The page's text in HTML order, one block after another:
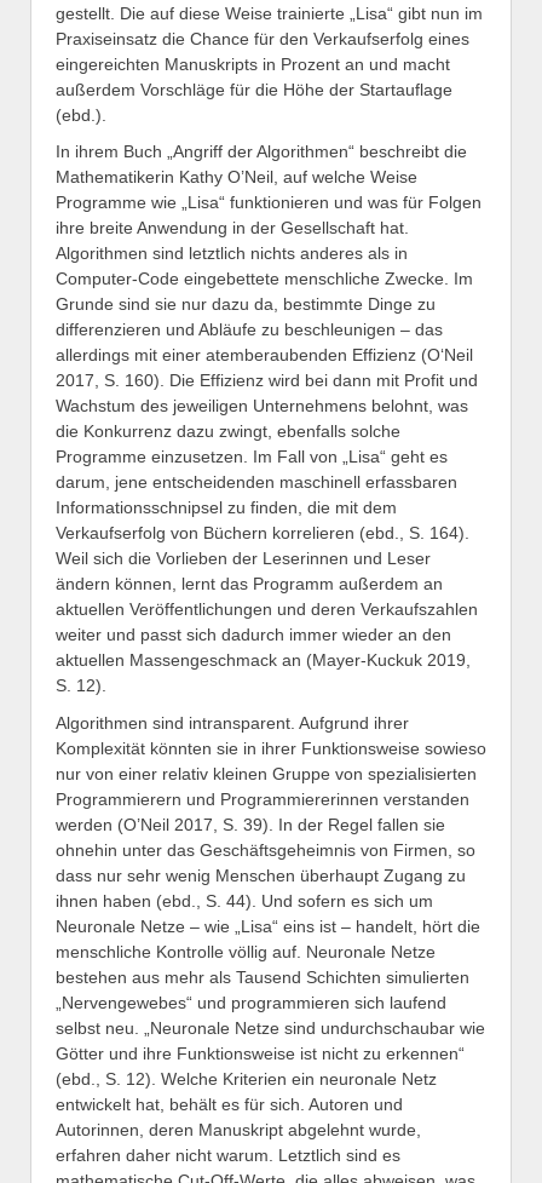
gestellt. Die auf diese Weise trainierte „Lisa“ gibt nun im
Praxiseinsatz die Chance für den Verkaufserfolg eines
eingereichten Manuskripts in Prozent an und macht
außerdem Vorschläge für die Höhe der Startauflage
(ebd.).
In ihrem Buch „Angriff der Algorithmen“ beschreibt die
Mathematikerin Kathy O’Neil, auf welche Weise
Programme wie „Lisa“ funktionieren und was für Folgen
ihre breite Anwendung in der Gesellschaft hat.
Algorithmen sind letztlich nichts anderes als in
Computer-Code eingebettete menschliche Zwecke. Im
Grunde sind sie nur dazu da, bestimmte Dinge zu
differenzieren und Abläufe zu beschleunigen – das
allerdings mit einer atemberaubenden Effizienz (O‘Neil
2017, S. 160). Die Effizienz wird bei dann mit Profit und
Wachstum des jeweiligen Unternehmens belohnt, was
die Konkurrenz dazu zwingt, ebenfalls solche
Programme einzusetzen. Im Fall von „Lisa“ geht es
darum, jene entscheidenden maschinell erfassbaren
Informationsschnipsel zu finden, die mit dem
Verkaufserfolg von Büchern korrelieren (ebd., S. 164).
Weil sich die Vorlieben der Leserinnen und Leser
ändern können, lernt das Programm außerdem an
aktuellen Veröffentlichungen und deren Verkaufszahlen
weiter und passt sich dadurch immer wieder an den
aktuellen Massengeschmack an (Mayer-Kuckuk 2019,
S. 12).
Algorithmen sind intransparent. Aufgrund ihrer
Komplexität könnten sie in ihrer Funktionsweise sowieso
nur von einer relativ kleinen Gruppe von spezialisierten
Programmierern und Programmiererinnen verstanden
werden (O’Neil 2017, S. 39). In der Regel fallen sie
ohnehin unter das Geschäftsgeheimnis von Firmen, so
dass nur sehr wenig Menschen überhaupt Zugang zu
ihnen haben (ebd., S. 44). Und sofern es sich um
Neuronale Netze – wie „Lisa“ eins ist – handelt, hört die
menschliche Kontrolle völlig auf. Neuronale Netze
bestehen aus mehr als Tausend Schichten simulierten
„Nervengewebes“ und programmieren sich laufend
selbst neu. „Neuronale Netze sind undurchschaubar wie
Götter und ihre Funktionsweise ist nicht zu erkennen“
(ebd., S. 12). Welche Kriterien ein neuronale Netz
entwickelt hat, behält es für sich. Autoren und
Autorinnen, deren Manuskript abgelehnt wurde,
erfahren daher nicht warum. Letztlich sind es